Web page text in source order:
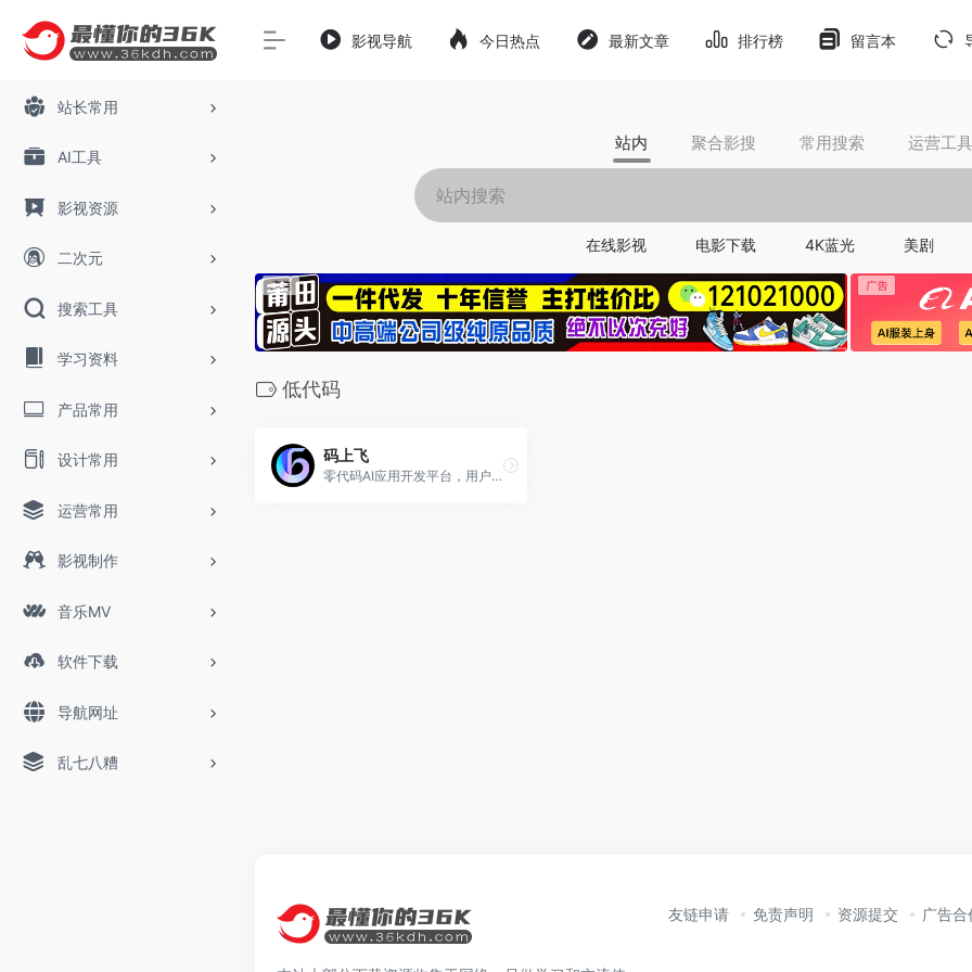
站长常用
AI工具
影视资源
二次元
搜索工具
学习资料
产品常用
设计常用
运营常用
影视制作
音乐MV
软件下载
导航网址
乱七八糟
影视导航 今日热点 最新文章 排行榜 留言本
站内 聚合影搜 常用搜索 运营工具
在线影视 电影下载 4K蓝光 美剧
低代码
码上飞
零代码AI应用开发平台，用户只需一句话简单描述需求，AI能自动生成小程序、APP或H5网页应用，无需编写代码
友链申请 免责声明 资源提交 广告合